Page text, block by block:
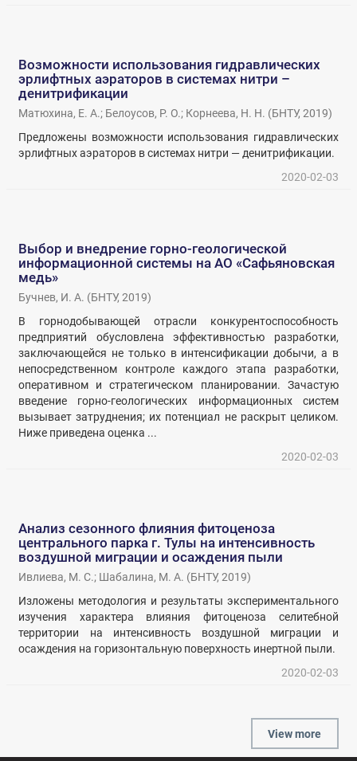
Возможности использования гидравлических
эрлифтных аэраторов в системах нитри –
денитрификации
Матюхина, Е. А.; Белоусов, Р. О.; Корнеева, Н. Н. (БНТУ,2019)
Предложены возможности использования гидравлических
эрлифтных аэраторов в системах нитри — денитрификации.
2020-02-03
Выбор и внедрение горно-геологической
информационной системы на АО «Сафьяновская
медь»
Бучнев, И. А. (БНТУ,2019)
В горнодобывающей отрасли конкурентоспособность
предприятий обусловлена эффективностью разработки,
заключающейся не только в интенсификации добычи, а в
непосредственном контроле каждого этапа разработки,
оперативном и стратегическом планировании. Зачастую
введение горно-геологических информационных систем
вызывает затруднения; их потенциал не раскрыт целиком.
Ниже приведена оценка ...
2020-02-03
Анализ сезонного флияния фитоценоза
центрального парка г. Тулы на интенсивность
воздушной миграции и осаждения пыли
Ивлиева, М. С.; Шабалина, М. А. (БНТУ,2019)
Изложены методология и результаты экспериментального
изучения характера влияния фитоценоза селитебной
территории на интенсивность воздушной миграции и
осаждения на горизонтальную поверхность инертной пыли.
2020-02-03
View more